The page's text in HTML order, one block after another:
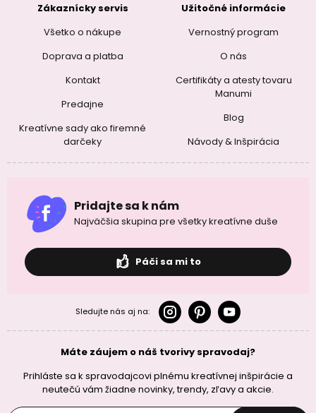
Zákaznícky servis
Všetko o nákupe
Doprava a platba
Kontakt
Predajne
Kreatívne sady ako firemné
darčeky
Užitočné informácie
Vernostný program
O nás
Certifikáty a atesty tovaru
Manumi
Blog
Návody & Inšpirácia
Pridajte sa k nám
Najväčšia skupina pre všetky kreatívne duše
Páči sa mi to
Sledujte nás aj na:
Máte záujem o náš tvorivy spravodaj?
Prihláste sa k spravodajcovi plnému kreatívnej inšpirácie a
neutečú vám žiadne novinky, trendy, zľavy a akcie.